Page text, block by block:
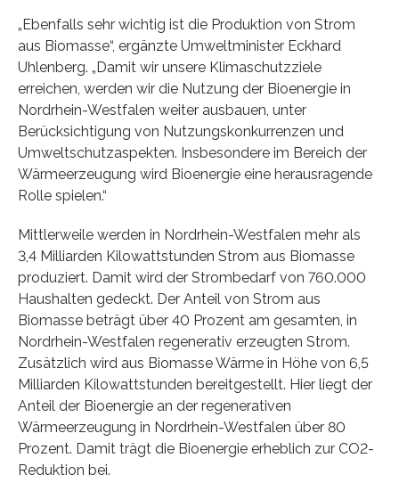
„Ebenfalls sehr wichtig ist die Produktion von Strom
aus Biomasse“, ergänzte Umweltminister Eckhard
Uhlenberg. „Damit wir unsere Klimaschutzziele
erreichen, werden wir die Nutzung der Bioenergie in
Nordrhein-Westfalen weiter ausbauen, unter
Berücksichtigung von Nutzungskonkurrenzen und
Umweltschutzaspekten. Insbesondere im Bereich der
Wärmeerzeugung wird Bioenergie eine herausragende
Rolle spielen.“
Mittlerweile werden in Nordrhein-Westfalen mehr als
3,4 Milliarden Kilowattstunden Strom aus Biomasse
produziert. Damit wird der Strombedarf von 760.000
Haushalten gedeckt. Der Anteil von Strom aus
Biomasse beträgt über 40 Prozent am gesamten, in
Nordrhein-Westfalen regenerativ erzeugten Strom.
Zusätzlich wird aus Biomasse Wärme in Höhe von 6,5
Milliarden Kilowattstunden bereitgestellt. Hier liegt der
Anteil der Bioenergie an der regenerativen
Wärmeerzeugung in Nordrhein-Westfalen über 80
Prozent. Damit trägt die Bioenergie erheblich zur CO2-
Reduktion bei.